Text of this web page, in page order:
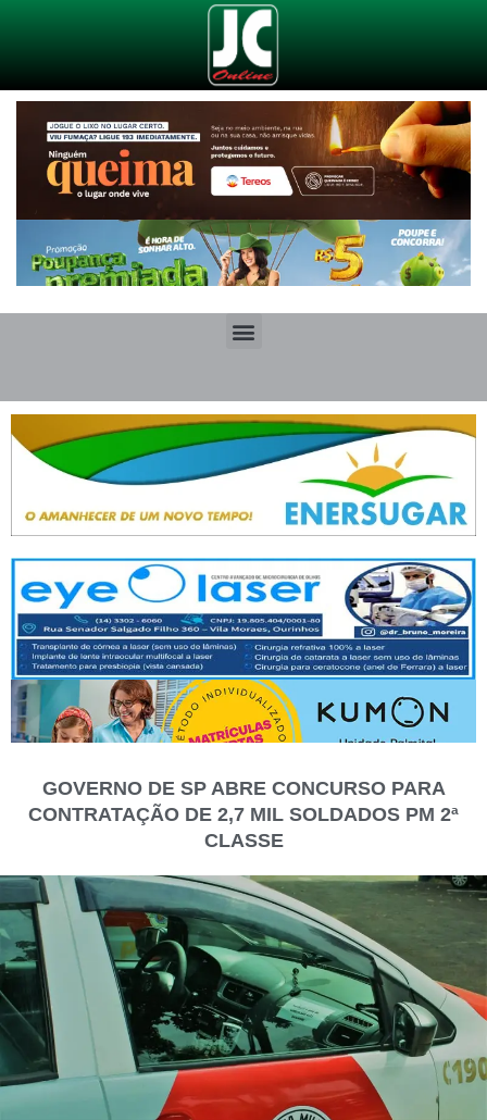
GOVERNO DE SP ABRE CONCURSO PARA
CONTRATAÇÃO DE 2,7 MIL SOLDADOS PM 2ª
CLASSE